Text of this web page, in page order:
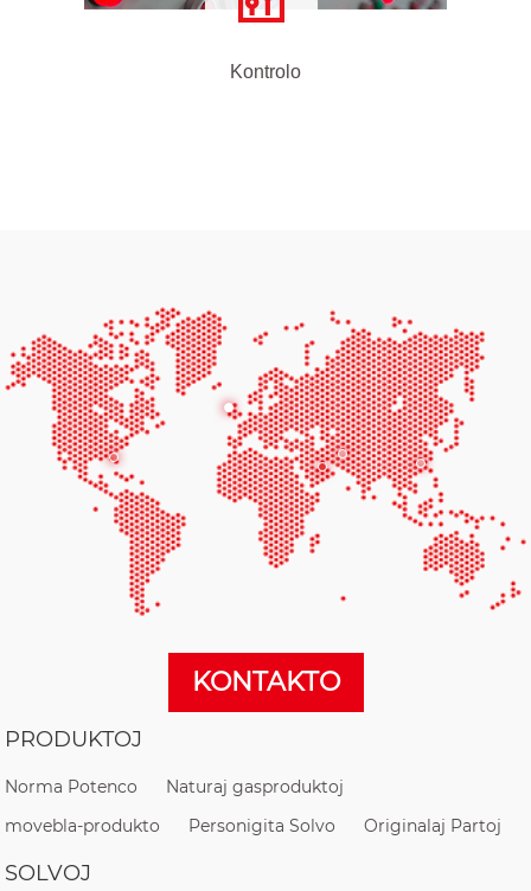
Kontrolo
KONTAKTO
PRODUKTOJ
Norma Potenco
Naturaj gasproduktoj
movebla-produkto
Personigita Solvo Originalaj Partoj
SOLVOJ